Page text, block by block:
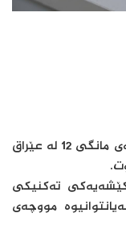
هەرچەندە لە دوێنێوە دابەشکردنی مووچەی مانگی 12 لە عێراق
کێشەیەکی تەکنیکی
مووچەی